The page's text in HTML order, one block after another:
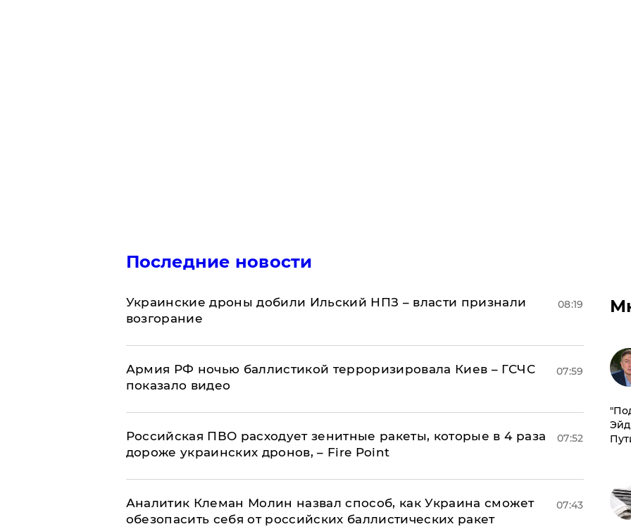
Последние новости
Украинские дроны добили Ильский НПЗ – власти признали
возгорание
08:19
Армия РФ ночью баллистикой терроризировала Киев – ГСЧС
показало видео
07:59
Российская ПВО расходует зенитные ракеты, которые в 4 раза
дороже украинских дронов, – Fire Point
07:52
Аналитик Клеман Молин назвал способ, как Украина сможет
обезопасить себя от российских баллистических ракет
07:43